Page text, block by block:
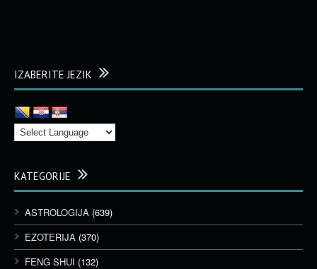
IZABERITE JEZIK
KATEGORIJE
ASTROLOGIJA (639)
EZOTERIJA (370)
FENG SHUI (132)